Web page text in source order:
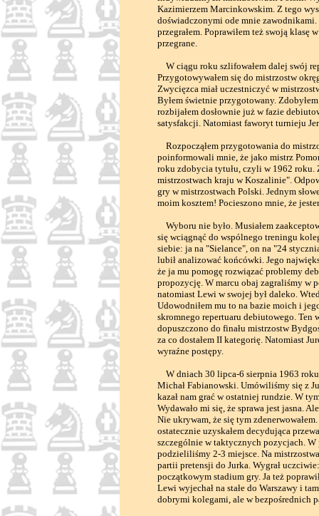
Kazimierzem Marcinkowskim. Z tego
doświadczonymi ode mnie zawodnikami.
przegrałem. Poprawiłem też swoją
przegrane.
W ciągu roku szlifowałem dalej swój
Przygotowywałem się do mistrzostw
Zwycięzca miał uczestniczyć w
Byłem świetnie przygotowany.
rozbijałem dosłownie już w fazie
satysfakcji. Natomiast faworyt turnieju
Rozpocząłem przygotowania do
poinformowali mnie, że jako mistrz
roku zdobycia tytułu, czyli w 1962 roku.
mistrzostwach kraju w Koszalinie".
gry w mistrzostwach Polski. Jednym
moim kosztem! Pocieszono mnie, że
Wyboru nie było. Musiałem
się wciągnąć do wspólnego treningu
siebie: ja na "Sielance", on na "24
lubił analizować końcówki. Jego
że ja mu pomogę rozwiązać problemy
propozycję. W marcu obaj zagraliśmy w
natomiast Lewi w swojej był daleko.
Udowodniłem mu to na bazie moich i
skromnego repertuaru debiutowego. Ten
dopuszczono do finału mistrzostw
za co dostałem II kategorię. Natomiast
wyraźne postępy.
W dniach 30 lipca-6 sierpnia 1963
Michał Fabianowski. Umówiliśmy się z
kazał nam grać w ostatniej rundzie. W
Wydawało mi się, że sprawa jest jasna.
Nie ukrywam, że się tym
ostatecznie uzyskałem decydująca
szczególnie w taktycznych pozycjach. W
podzieliliśmy 2-3 miejsce. Na
partii pretensji do Jurka. Wygrał
początkowym stadium gry. Ja też
Lewi wyjechał na stałe do Warszawy i
dobrymi kolegami, ale w bezpośrednich